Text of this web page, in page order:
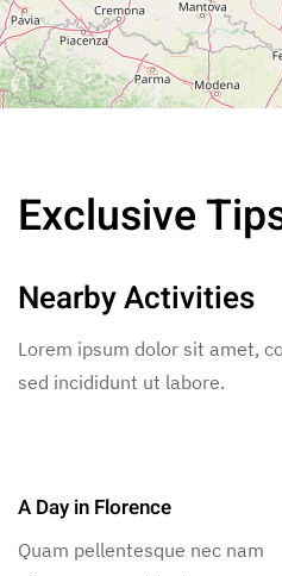
Exclusive
Nearby Activities
Lorem ipsum dolor sit amet,
sed incididunt ut labore.
A Day in Florence
Quam pellentesque nec nam